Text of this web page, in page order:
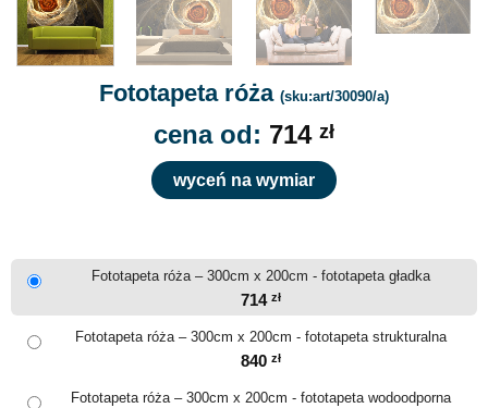
Fototapeta róża (sku:art/30090/a)
cena od: 714 zł
wyceń na wymiar
Fototapeta róża – 300cm x 200cm - fototapeta gładka
714 zł
Fototapeta róża – 300cm x 200cm - fototapeta strukturalna
840 zł
Fototapeta róża – 300cm x 200cm - fototapeta wodoodporna